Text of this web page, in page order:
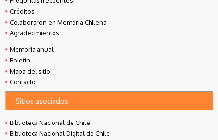
Créditos
Colaboraron en Memoria Chilena
Agradecimientos
Memoria anual
Boletín
Mapa del sitio
Contacto
Sitios asociados
Biblioteca Nacional de Chile
Biblioteca Nacional Digital de Chile